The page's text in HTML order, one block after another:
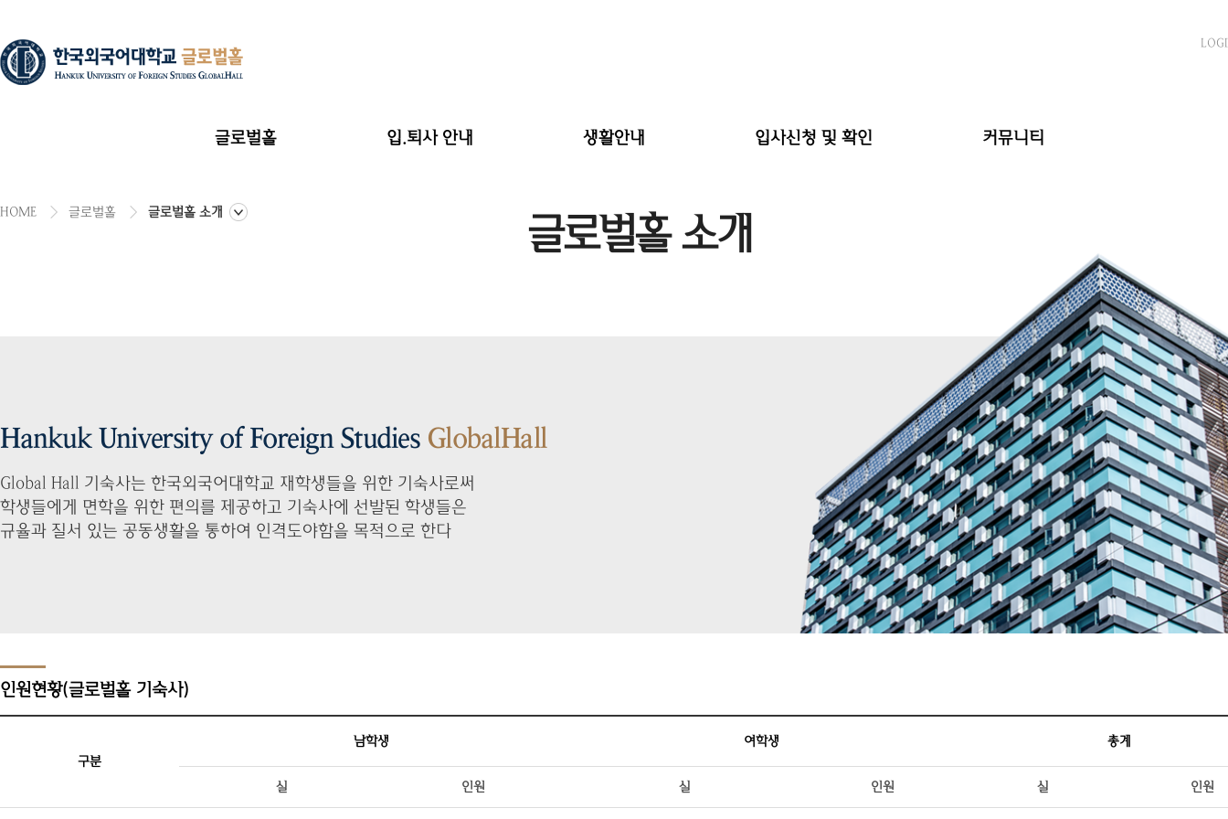
글로벌홀
글로벌홀 소개
입.퇴사 안내 생활안내
생활안내문
입사신청 및 확인 커뮤니티
자료실
HOME 글로벌홀 글로벌홀 소개 글로벌홀 소개
Hankuk University of Foreign Studies GlobalHall
Global Hall 기숙사는 한국외국어대학교 재학생들을 위한 기숙사로써
학생들에게 면학을 위한 편의를 제공하고 기숙사에 선발된 학생들은
규율과 질서 있는 공동생활을 통하여 인격도야함을 목적으로 한다
인원현황(글로벌홀 기숙사)
구분
남학생 여학생 총계
실 인원 실 인원 실 인원